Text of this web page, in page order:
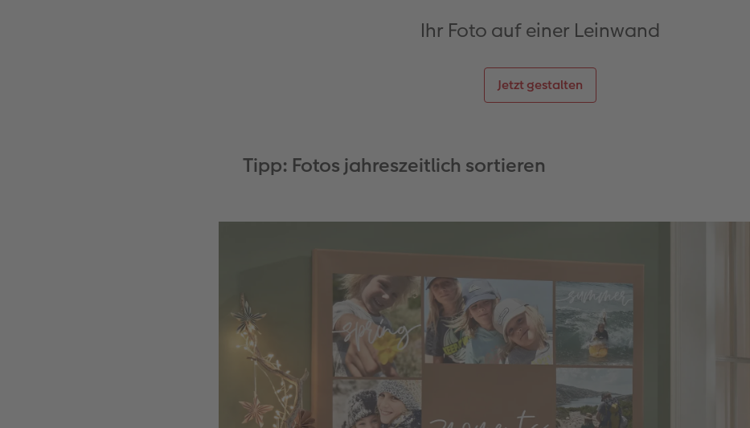
Ihr Foto auf einer Leinwand
Jetzt gestalten
Tipp: Fotos jahreszeitlich sortieren